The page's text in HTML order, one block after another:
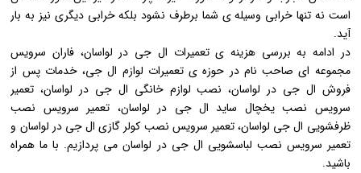
است نه تنها خرابی وسیله ی شما برطرف نشود بلکه خرابی دیگری نیز به بار
آید.
در ادامه به بررسی هزینه ی تعمیرات ال جی در لواسان، فاران سرویس
مجموعه ای صاحب نام در حوزه ی تعمیرات لوازم ال جی، خدمات پس از
فروش ال جی در لواسان، نصب لوازم خانگی ال جی در لواسان، تعمیر
سرویس نصب یخچال ساید ال جی در لواسان، تعمیر سرویس نصب
ظرفشویی ال جی لواسان، تعمیر سرویس نصب کولر گازی ال جی در لواسان و
تعمیر سرویس نصب لباسشویی ال جی در لواسان می پردازیم. با ما همراه
باشید.